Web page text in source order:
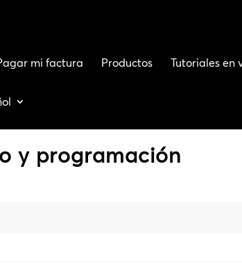
mi factura Productos Tutoriales en
y programación